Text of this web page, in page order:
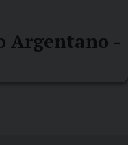
Argentano -